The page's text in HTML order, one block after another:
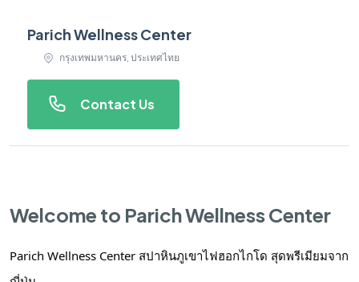
Parich Wellness Center
กรุงเทพมหานคร, ประเทศไทย
Contact Us
Welcome to Parich Wellness Center
Parich Wellness Center สปาหินภูเขาไฟฮอกไกโด สุดพรีเมียมจาก